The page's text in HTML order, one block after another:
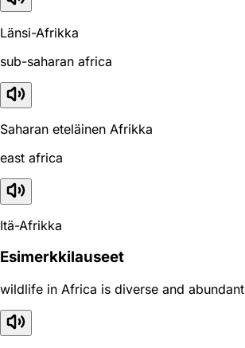
Länsi-Afrikka
sub-saharan africa
Saharan eteläinen Afrikka
east africa
Itä-Afrikka
Esimerkkilauseet
wildlife in Africa is diverse and abundant